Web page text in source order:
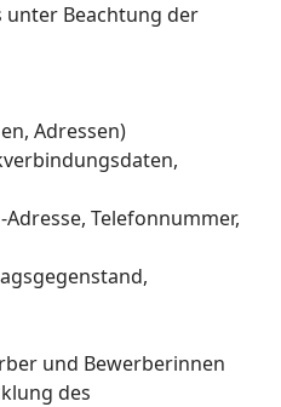
unter Beachtung der
Adressen)
Telefonnummer,
und Bewerberinnen
des